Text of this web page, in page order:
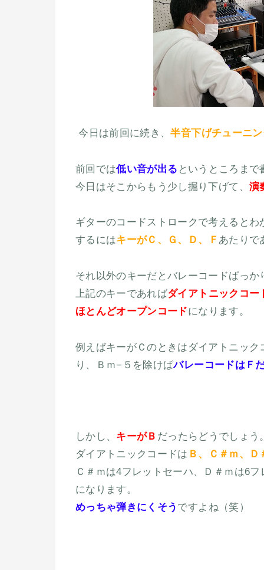
今日は前回に続き、半音下げチューニ
前回では低い音が出る というところまで
今日はそこからもう少し掘り下げて、 演
ギターのコードストロークで考えるとわ
するにはキーがＣ、Ｇ、Ｄ、Ｆ あたりで
それ以外のキーだとバレーコードばっ
上記のキーであればダイアトニックコー
ほとんどオープンコードになります。
例えばキーがＣのときはダイアトニック
り、Ｂｍ−５を除けばバレーコードはＦ
しかし、 キーがＢ だったらどうでしょう
ダイアトニックコードは Ｂ、Ｃ＃ｍ、
Ｃ＃ｍは4フレットセーハ、Ｄ＃ｍは6
になります。
めっちゃ弾きにくそう ですよね（笑）